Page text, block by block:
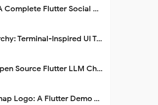
Moonbase: A Complete Flutter Social Media App Template
Flutter Omarchy: Terminal-Inspired UI Toolkit for Flutter Apps
Kelivo: An Open Source Flutter LLM Chat Client
Paper Heatmap Logo: A Flutter Demo That Glows